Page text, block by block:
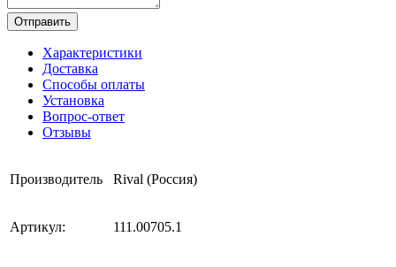
Отправить
Характеристики
Доставка
Способы оплаты
Установка
Вопрос-ответ
Отзывы
Производитель Rival (Россия)
Артикул: 111.00705.1